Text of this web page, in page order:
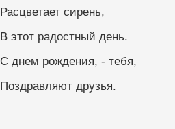
Расцветает сирень,
В этот радостный день.
С днем рождения, - тебя,
Поздравляют друзья.